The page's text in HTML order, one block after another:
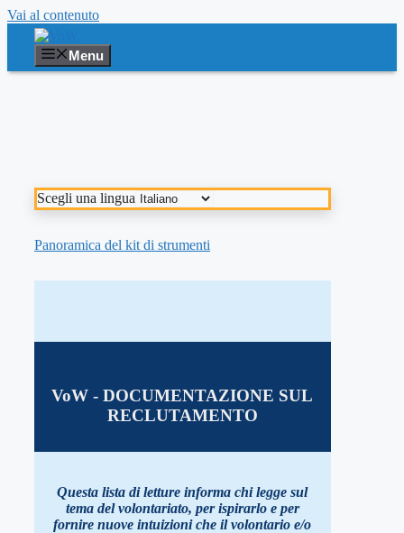
Vai al contenuto
Menu
Scegli una lingua
Panoramica del kit di strumenti
VoW- DOCUMENTAZIONE SUL
RECLUTAMENTO
Questa lista di letture informa chi legge sul
tema del volontariato, per ispirarlo e per
fornire nuove intuizioni che il volontario e/o